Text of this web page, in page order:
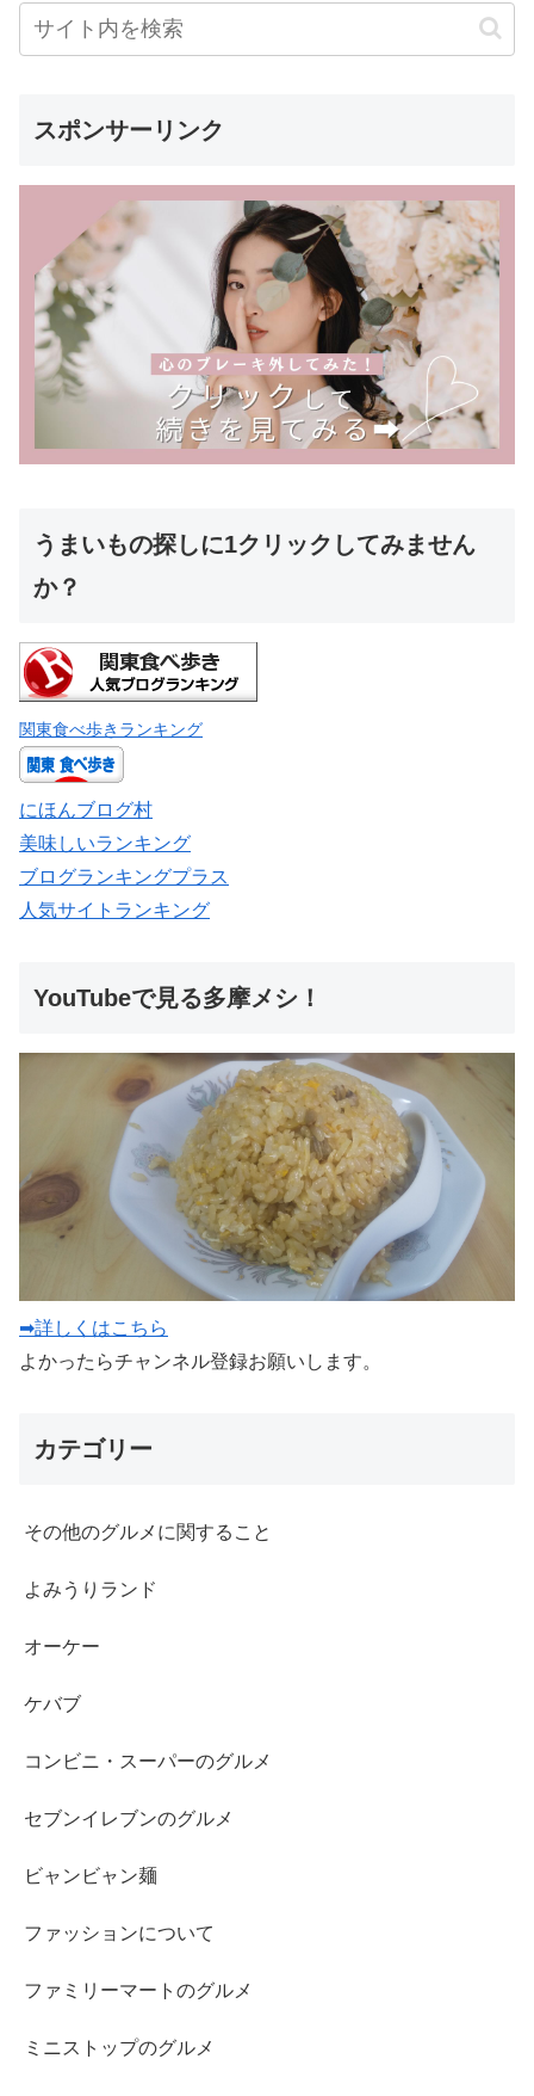
スポンサーリンク
うまいもの探しに1クリックしてみません
か？
関東食べ歩きランキング
にほんブログ村
美味しいランキング
ブログランキングプラス
人気サイトランキング
YouTubeで見る多摩メシ！
➡詳しくはこちら
よかったらチャンネル登録お願いします。
カテゴリー
その他のグルメに関すること
よみうりランド
オーケー
ケバブ
コンビニ・スーパーのグルメ
セブンイレブンのグルメ
ビャンビャン麺
ファッションについて
ファミリーマートのグルメ
ミニストップのグルメ